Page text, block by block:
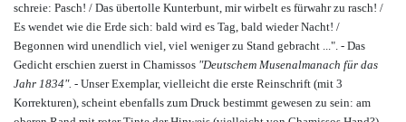
schreie: Pasch! / Das übertolle Kunterbunt, mir wirbelt es fürwahr zu rasch! /
Es wendet wie die Erde sich: bald wird es Tag, bald wieder Nacht! /
Begonnen wird unendlich viel, viel weniger zu Stand gebracht ...". - Das
Gedicht erschien zuerst in Chamissos "Deutschem Musenalmanach für das
Jahr 1834". - Unser Exemplar, vielleicht die erste Reinschrift (mit 3
Korrekturen), scheint ebenfalls zum Druck bestimmt gewesen zu sein: am